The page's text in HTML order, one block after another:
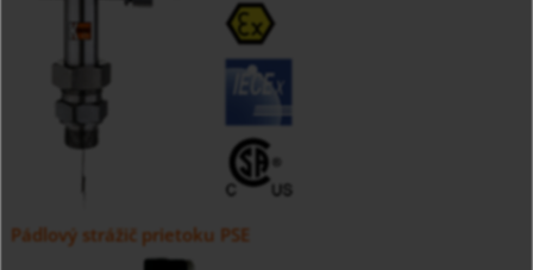
Pádlový strážič prietoku PSE